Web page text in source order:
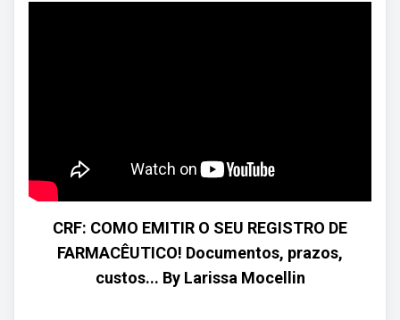
CRF: COMO EMITIR O SEU REGISTRO DE
FARMACÊUTICO! Documentos, prazos,
custos... By Larissa Mocellin